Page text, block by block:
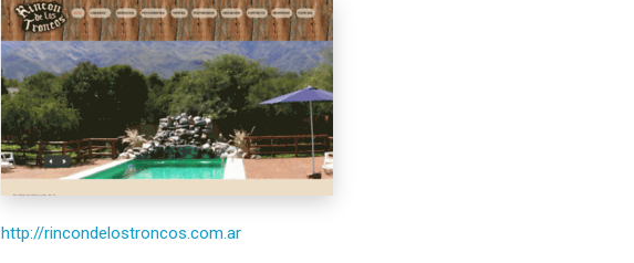
http://rincondelostroncos.com.ar